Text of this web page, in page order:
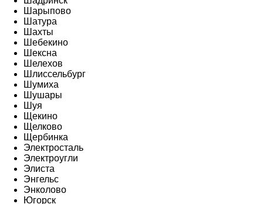
Шарыпово
Шатура
Шахты
Шебекино
Шексна
Шелехов
Шлиссельбург
Шумиха
Шушары
Шуя
Щекино
Щелково
Щербинка
Электросталь
Электроугли
Элиста
Энгельс
Энколово
Югорск